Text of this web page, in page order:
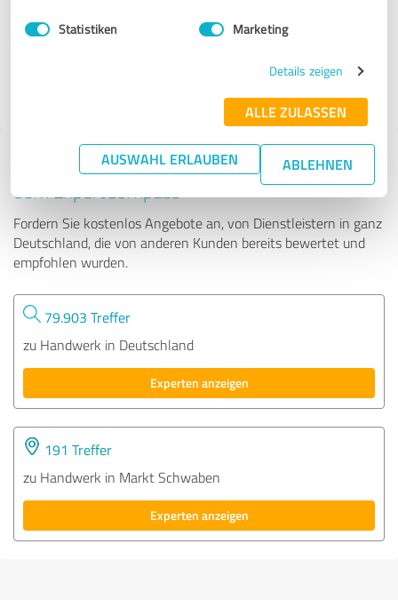
Statistiken Marketing
Details zeigen
ALLE ZULASSEN
AUSWAHL ERLAUBEN ABLEHNEN
Tipp: Die passenden Experten finden - mit
dem ExpertCompass
Fordern Sie kostenlos Angebote an, von Dienstleistern in ganz
Deutschland, die von anderen Kunden bereits bewertet und
empfohlen wurden.
79.903 Treffer
zu Handwerk in Deutschland
Experten anzeigen
191 Treffer
zu Handwerk in Markt Schwaben
Experten anzeigen